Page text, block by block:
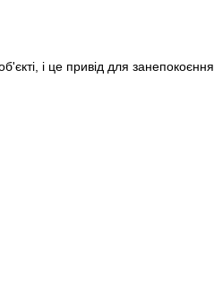
і це привід для занепокоєння.